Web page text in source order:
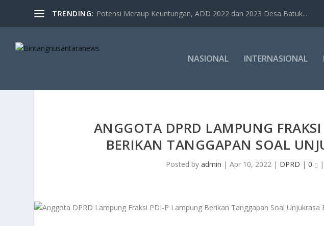
TRENDING: Potensi Meraup Keuntungan, ADD 2022 dan 2023 Desa Batuk...
NASIONAL INTERNASIONAL
ANGGOTA DPRD LAMPUNG
BERIKAN TANGGAPAN SOAL
Posted by admin | Apr 10, 2022| DPRD | 0 |